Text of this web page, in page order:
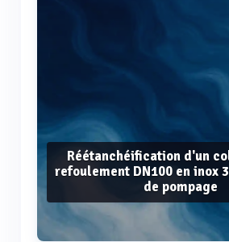
Réétanchéification d'un
refoulement DN100 en inox
de pompage